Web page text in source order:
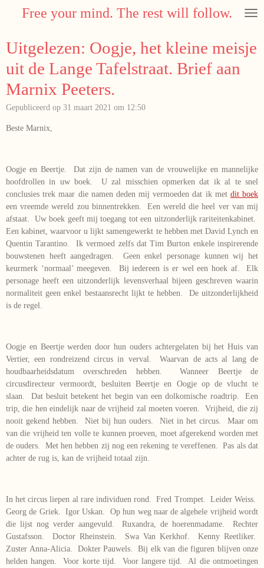
hoofdinhoud
Free your mind. The rest will follow.
Uitgelezen: Oogje, het kleine meisje
uit de Lange Tafelstraat. Brief aan
Marnix Peeters.
Gepubliceerd op 31 maart 2021 om 12:50
Beste Marnix,
Oogje en Beertje. Dat zijn de namen van de vrouwelijke en mannelijke
hoofdrollen in uw boek. U zal misschien opmerken dat ik al te snel
conclusies trek maar die namen deden mij vermoeden dat ik met dit boek
een vreemde wereld zou binnentrekken. Een wereld die heel ver van mij
afstaat. Uw boek geeft mij toegang tot een uitzonderlijk rariteitenkabinet.
Een kabinet, waarvoor u lijkt samengewerkt te hebben met David Lynch en
Quentin Tarantino. Ik vermoed zelfs dat Tim Burton enkele inspirerende
bouwstenen heeft aangedragen. Geen enkel personage kunnen wij het
keurmerk ‘normaal’ meegeven. Bij iedereen is er wel een hoek af. Elk
personage heeft een uitzonderlijk levensverhaal bijeen geschreven waarin
normaliteit geen enkel bestaansrecht lijkt te hebben. De uitzonderlijkheid
is de regel.
Oogje en Beertje werden door hun ouders achtergelaten bij het Huis van
Vertier, een rondreizend circus in verval. Waarvan de acts al lang de
houdbaarheidsdatum overschreden hebben. Wanneer Beertje de
circusdirecteur vermoordt, besluiten Beertje en Oogje op de vlucht te
slaan. Dat besluit betekent het begin van een dolkomische roadtrip. Een
trip, die hen eindelijk naar de vrijheid zal moeten voeren. Vrijheid, die zij
nooit gekend hebben. Niet bij hun ouders. Niet in het circus. Maar om
van die vrijheid ten volle te kunnen proeven, moet afgerekend worden met
de ouders. Met hen hebben zij nog een rekening te vereffenen. Pas als dat
achter de rug is, kan de vrijheid totaal zijn.
In het circus liepen al rare individuen rond. Fred Trompet. Leider Weiss.
Georg de Griek. Igor Uskan. Op hun weg naar de algehele vrijheid wordt
die lijst nog verder aangevuld. Ruxandra, de hoerenmadame. Rechter
Gustafsson. Doctor Rheinstein. Swa Van Kerkhof. Kenny Reetliker.
Zuster Anna-Alicia. Dokter Pauwels. Bij elk van die figuren blijven onze
helden hangen. Voor korte tijd. Voor langere tijd. Al die ontmoetingen